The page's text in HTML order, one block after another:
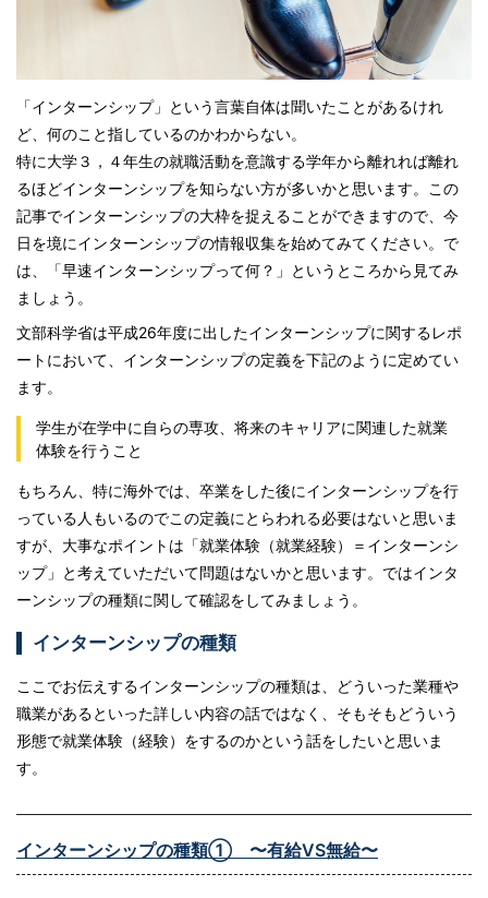
「インターンシップ」という言葉自体は聞いたことがあるけれ
ど、何のこと指しているのかわからない。
特に大学３，４年生の就職活動を意識する学年から離れれば離れ
るほどインターンシップを知らない方が多いかと思います。この
記事でインターンシップの大枠を捉えることができますので、今
日を境にインターンシップの情報収集を始めてみてください。で
は、「早速インターンシップって何？」というところから見てみ
ましょう。
文部科学省は平成26年度に出したインターンシップに関するレポ
ートにおいて、インターンシップの定義を下記のように定めてい
ます。
学生が在学中に自らの専攻、将来のキャリアに関連した就業
体験を行うこと
もちろん、特に海外では、卒業をした後にインターンシップを行
っている人もいるのでこの定義にとらわれる必要はないと思いま
すが、大事なポイントは「就業体験（就業経験）＝インターンシ
ップ」と考えていただいて問題はないかと思います。ではインタ
ーンシップの種類に関して確認をしてみましょう。
インターンシップの種類
ここでお伝えするインターンシップの種類は、どういった業種や
職業があるといった詳しい内容の話ではなく、そもそもどういう
形態で就業体験（経験）をするのかという話をしたいと思いま
す。
インターンシップの種類① 〜有給VS無給〜